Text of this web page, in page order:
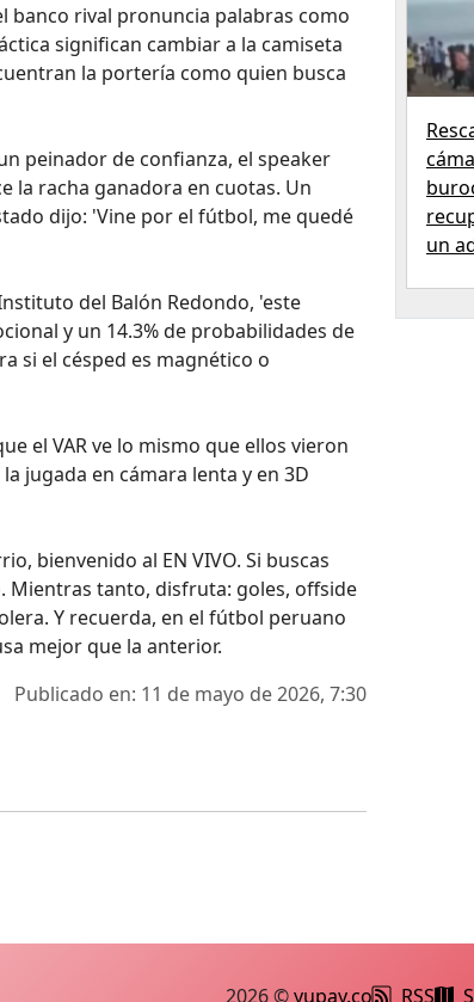
banco rival pronuncia palabras como
significan cambiar a la camiseta
la portería como quien busca
peinador de confianza, el speaker
la racha ganadora en cuotas. Un
dijo: 'Vine por el fútbol, me quedé
del Balón Redondo, 'este
y un 14.3% de probabilidades de
si el césped es magnético o
el VAR ve lo mismo que ellos vieron
jugada en cámara lenta y en 3D
bienvenido al EN VIVO. Si buscas
Mientras tanto, disfruta: goles, offside
Y recuerda, en el fútbol peruano
mejor que la anterior.
Publicado en: 11 de mayo de 2026, 7:30
un
2026 ©yupay.co RSS